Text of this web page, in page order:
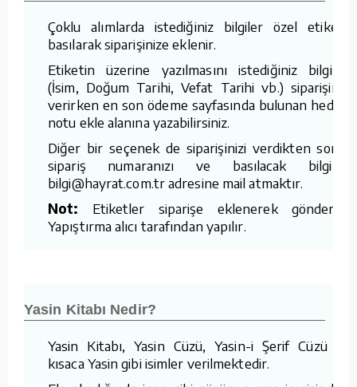
Çoklu alımlarda istediğiniz bilgiler özel etikete
basılarak siparişinize eklenir.
Etiketin üzerine yazılmasını istediğiniz bilgileri
(İsim, Doğum Tarihi, Vefat Tarihi vb.) siparişinizi
verirken en son ödeme sayfasında bulunan hediye
notu ekle alanına yazabilirsiniz.
Diğer bir seçenek de siparişinizi verdikten sonra
sipariş numaranızı ve basılacak bilgileri
bilgi@hayrat.com.tr adresine mail atmaktır.
Not: Etiketler siparişe eklenerek gönderilir.
Yapıştırma alıcı tarafından yapılır.
Yasin Kitabı Nedir?
Yasin Kitabı, Yasin Cüzü, Yasin-i Şerif Cüzü ve
kısaca Yasin gibi isimler verilmektedir.